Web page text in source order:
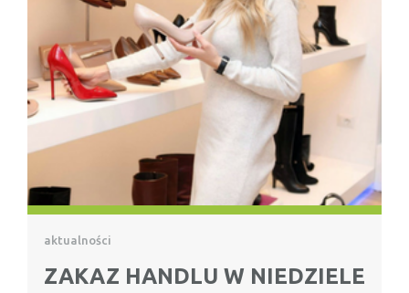
aktualności
ZAKAZ HANDLU W NIEDZIELE